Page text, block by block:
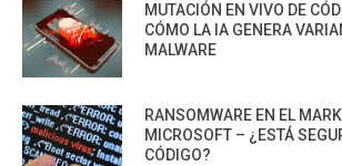
MUTACIÓN EN VIVO DE
CÓMO LA IA GENERA
MALWARE
RANSOMWARE EN EL
MICROSOFT – ¿ESTÁ
CÓDIGO?